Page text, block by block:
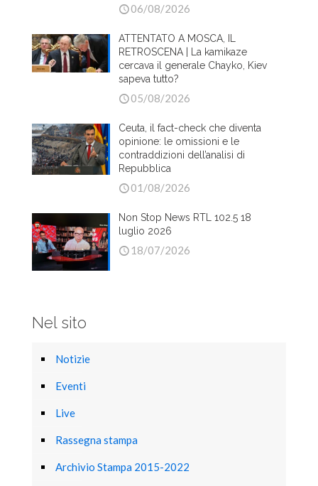
06/08/2026
ATTENTATO A MOSCA, IL
RETROSCENA | La kamikaze
cercava il generale Chayko, Kiev
sapeva tutto?
05/08/2026
Ceuta, il fact-check che diventa
opinione: le omissioni e le
contraddizioni dell’analisi di
Repubblica
01/08/2026
Non Stop News RTL 102.5 18
luglio 2026
18/07/2026
Nel sito
Notizie
Eventi
Live
Rassegna stampa
Archivio Stampa 2015-2022